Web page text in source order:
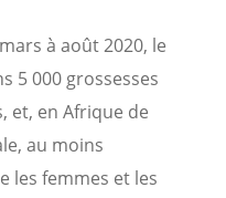
à août 2020, le
5 000 grossesses
et, en Afrique de
au moins
les femmes et les